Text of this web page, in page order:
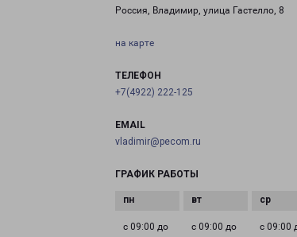
Россия, Владимир, улица Гастелло, 8
на карте
ТЕЛЕФОН
+7(4922) 222-125
EMAIL
vladimir@pecom.ru
ГРАФИК РАБОТЫ
с 09:00 до
с 09:00 до
с 09:00